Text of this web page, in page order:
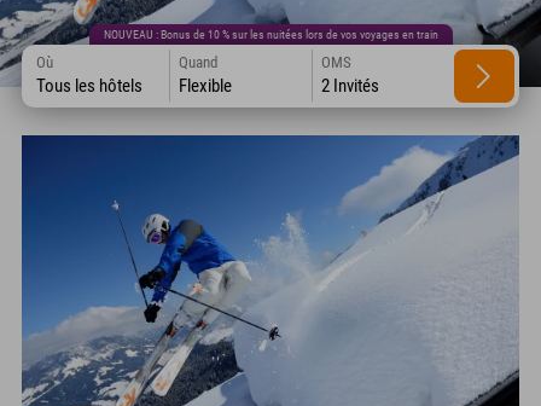
NOUVEAU : Bonus de 10 % sur les nuitées lors de vos voyages en train
Où
Tous les hôtels
Quand
Flexible
OMS
2 Invités